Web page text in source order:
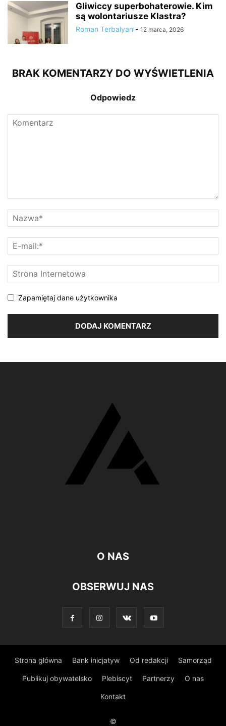
Gliwiccy superbohaterowie. Kim
są wolontariusze Klastra?
Roman Terbalyan - 12 marca, 2026
BRAK KOMENTARZY DO WYŚWIETLENIA
Odpowiedz
Zapamiętaj dane użytkownika
O NAS
OBSERWUJ NAS
Strona główna Bank inicjatyw Od redakcji Samorząd
Publikuj obywatelsko Plebiscyt Partnerzy O nas
Kontakt
©